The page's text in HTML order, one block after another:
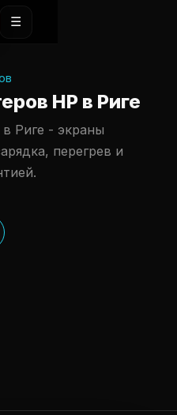
☰
HP в Риге
Риге - экраны
перегрев и